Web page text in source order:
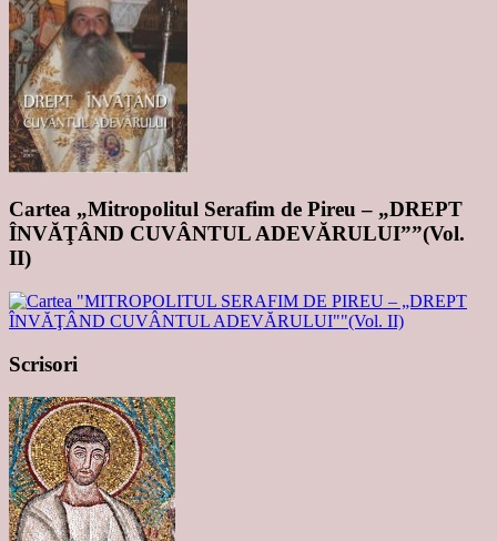
Cartea „Mitropolitul Serafim de Pireu – „DREPT
ÎNVĂŢÂND CUVÂNTUL ADEVĂRULUI””(Vol.
II)
Scrisori